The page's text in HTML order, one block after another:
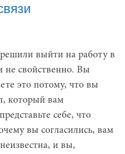
выйти на работу в
не свойственно. Вы
это потому, что вы
который вам
себе, что
вы согласились, вам
и вы,